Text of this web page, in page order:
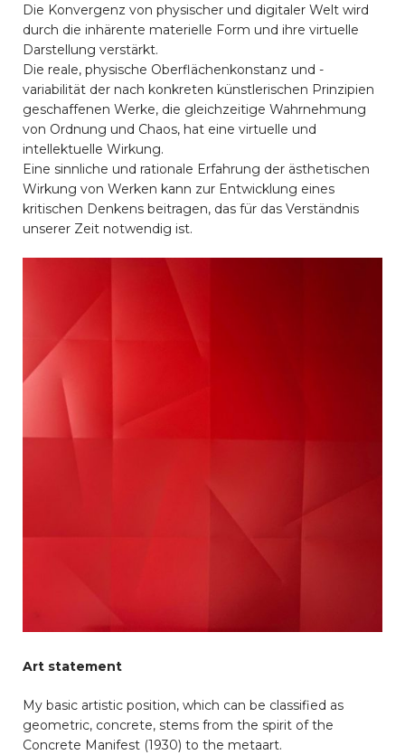
Die Konvergenz von physischer und digitaler Welt wird
durch die inhärente materielle Form und ihre virtuelle
Darstellung verstärkt.
Die reale, physische Oberflächenkonstanz und -
variabilität der nach konkreten künstlerischen Prinzipien
geschaffenen Werke, die gleichzeitige Wahrnehmung
von Ordnung und Chaos, hat eine virtuelle und
intellektuelle Wirkung.
Eine sinnliche und rationale Erfahrung der ästhetischen
Wirkung von Werken kann zur Entwicklung eines
kritischen Denkens beitragen, das für das Verständnis
unserer Zeit notwendig ist.
Art statement
My basic artistic position, which can be classified as
geometric, concrete, stems from the spirit of the
Concrete Manifest (1930) to the metaart.